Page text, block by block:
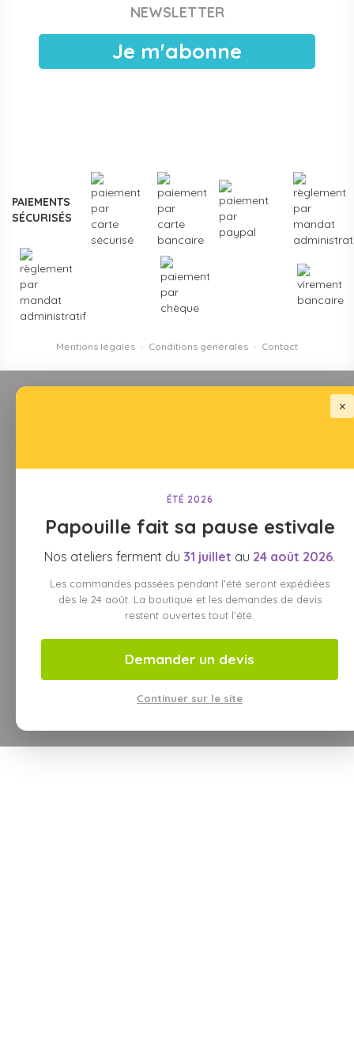
publiques, EAJE municipales et services pétite enfance
électronique, livraison France entière. Voir les
devis pour collectivités.
ou un renouvellement de matériel.
NEWSLETTER
Je m'abonne
PAIEMENTS
SÉCURISÉS
Mentions légales - Conditions générales - Contact
×
ÉTÉ 2026
Papouille fait sa pause estivale
Nos ateliers ferment du 31 juillet au 24 août 2026.
Les commandes passées pendant l'été seront expédiées
dès le 24 août. La boutique et les demandes de devis
restent ouvertes tout l'été.
Demander un devis
Continuer sur le site